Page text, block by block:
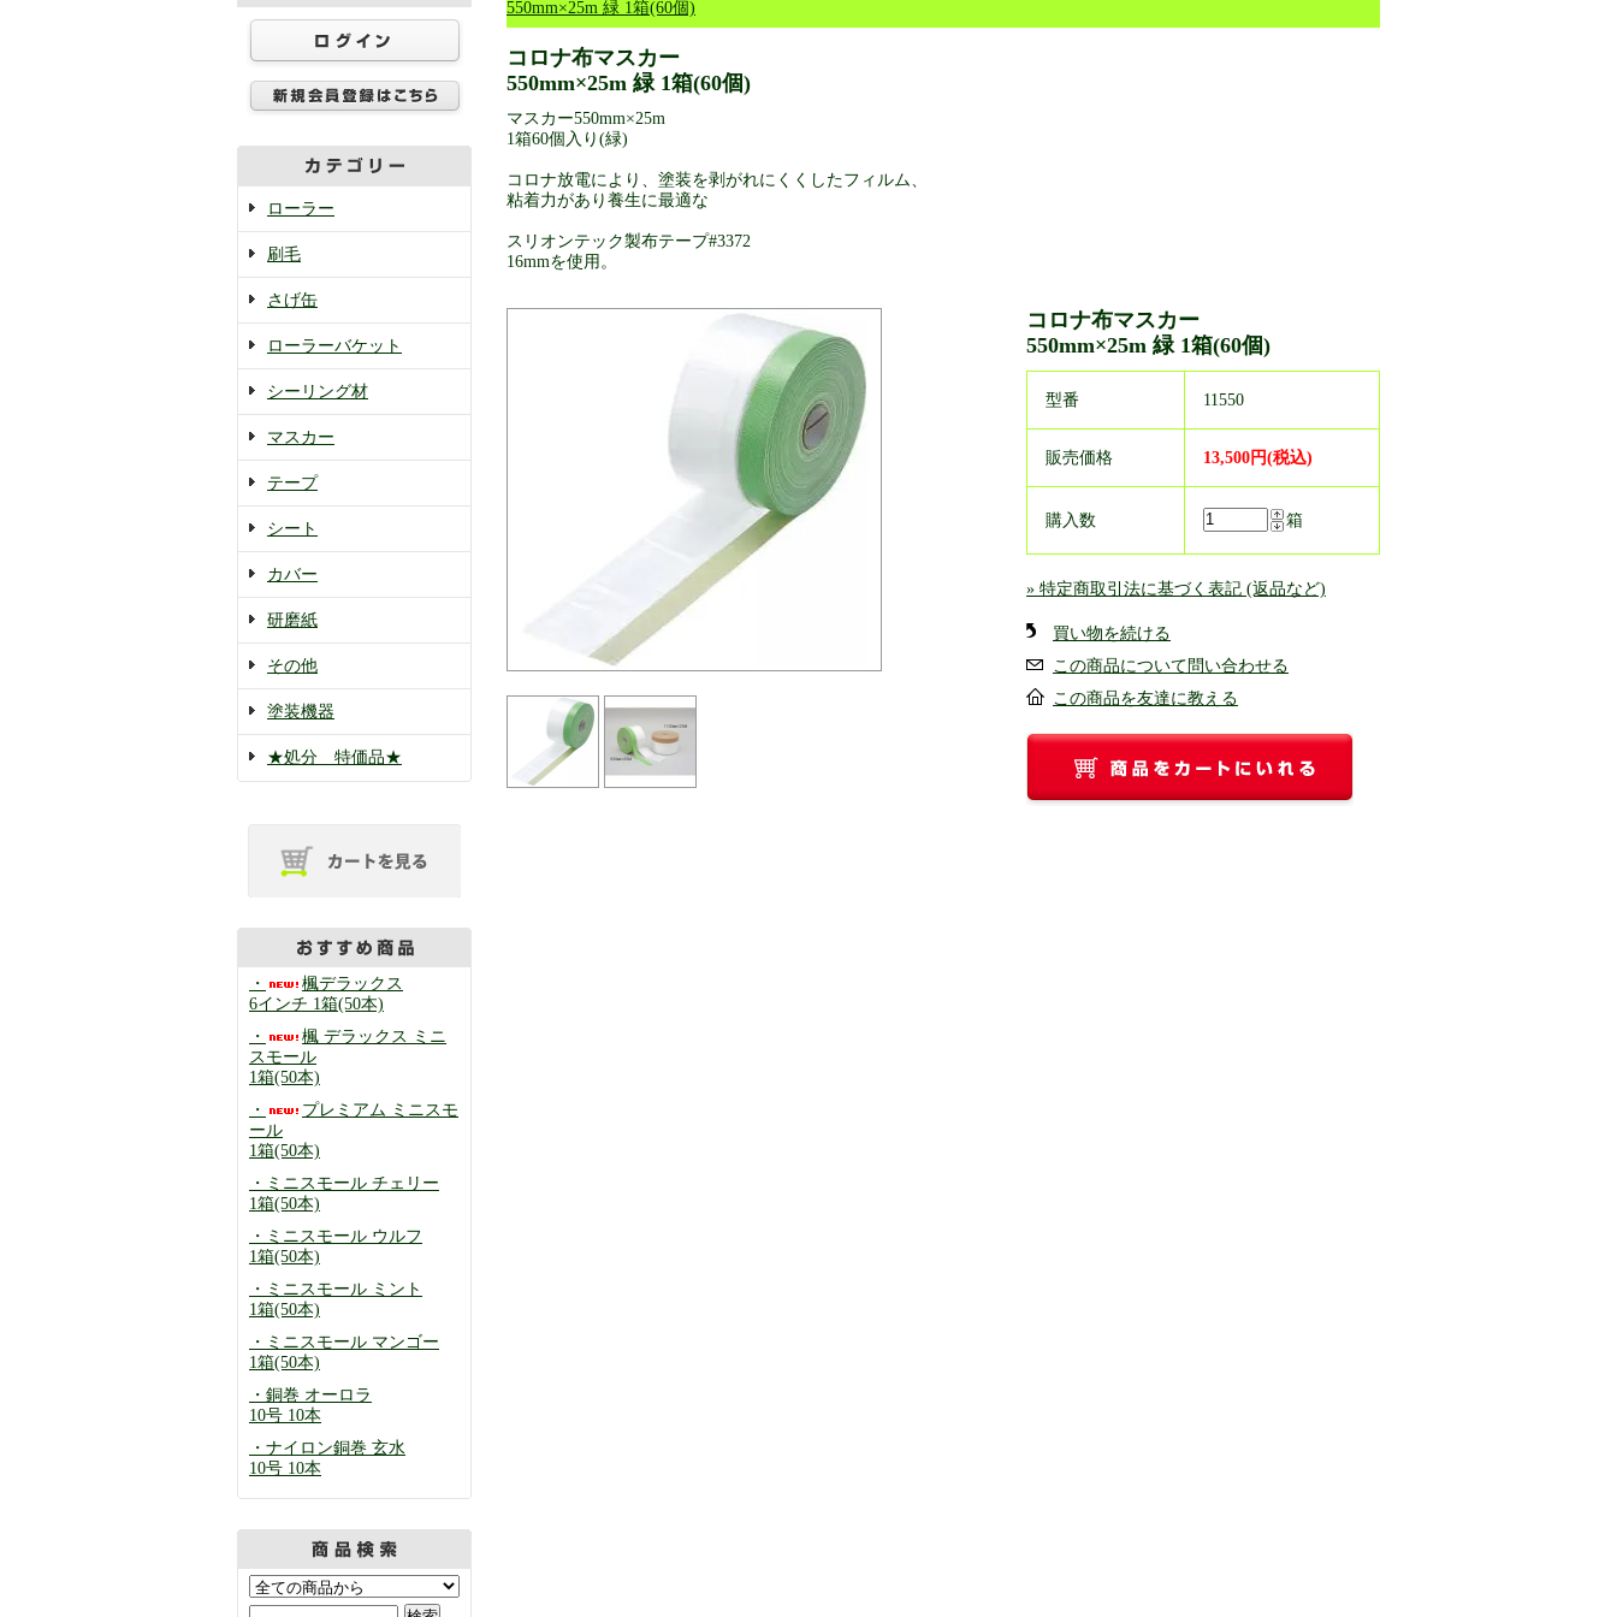
ローラー
刷毛
さげ缶
ローラーバケット
シーリング材
マスカー
テープ
シート
カバー
研磨紙
その他
塗装機器
★処分 特価品★
・
楓デラックス
6インチ 1箱(50本)
・
楓 デラックス ミニ
スモール
1箱(50本)
・
プレミアム ミニスモ
ール
1箱(50本)
・ミニスモール チェリー
1箱(50本)
・ミニスモール ウルフ
1箱(50本)
・ミニスモール ミント
1箱(50本)
・ミニスモール マンゴー
1箱(50本)
・銅巻 オーロラ
10号 10本
・ナイロン銅巻 玄水
10号 10本
550mm×25m 緑 1箱(60個)
コロナ布マスカー
550mm×25m 緑 1箱(60個)
マスカー550mm×25m
1箱60個入り(緑)
コロナ放電により、塗装を剥がれにくくしたフィルム、
粘着力があり養生に最適な
スリオンテック製布テープ#3372
16mmを使用。
コロナ布マスカー
550mm×25m 緑 1箱(60個)
型番 11550
販売価格 13,500円(税込)
購入数 箱
» 特定商取引法に基づく表記 (返品など)
買い物を続ける
この商品について問い合わせる
この商品を友達に教える